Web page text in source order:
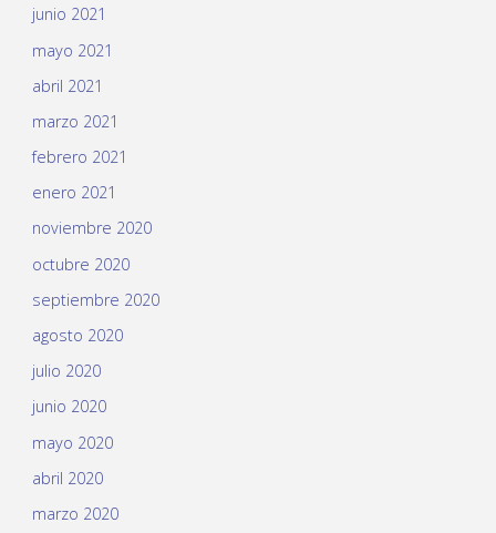
junio 2021
mayo 2021
abril 2021
marzo 2021
febrero 2021
enero 2021
noviembre 2020
octubre 2020
septiembre 2020
agosto 2020
julio 2020
junio 2020
mayo 2020
abril 2020
marzo 2020